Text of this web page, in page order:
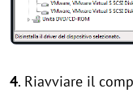
4. Riavviare il